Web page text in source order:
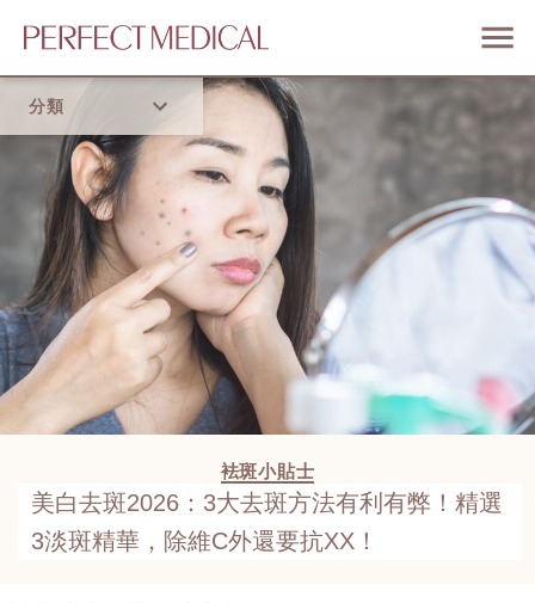
分類
首頁
流行趨勢
袪斑小貼士
美白去斑2026：3大去斑方法有利有弊！精選
3淡斑精華，除維C外還要抗XX！